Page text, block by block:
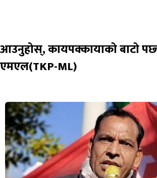
आउनुहोस्, कायपक्कायाको बाटो
एमएल(TKP-ML)